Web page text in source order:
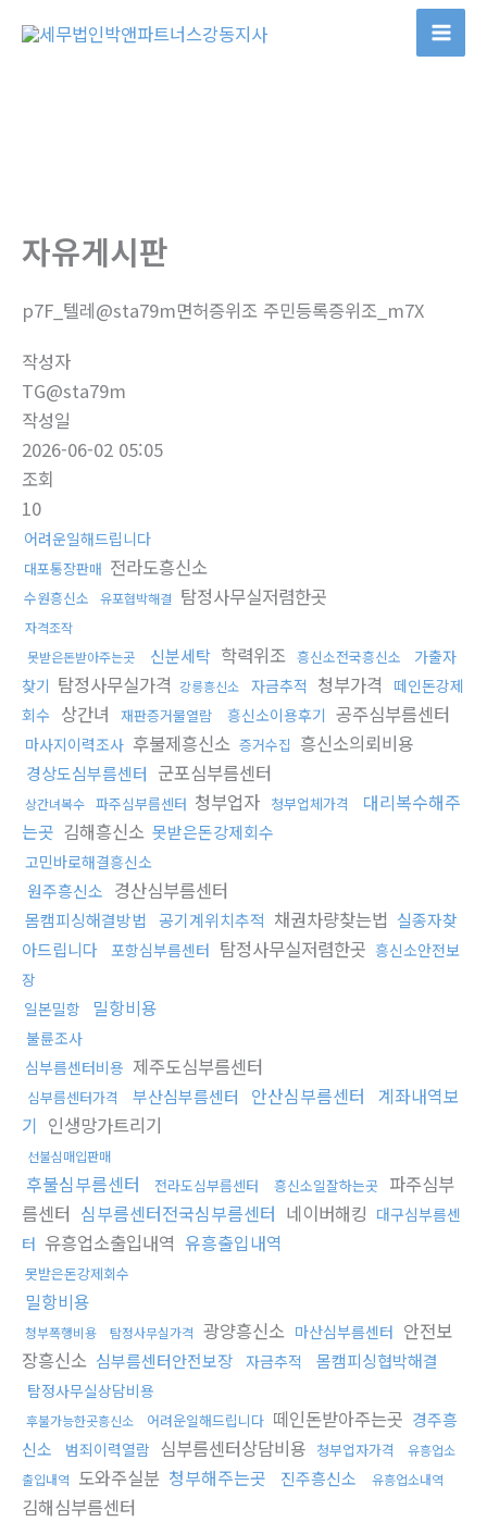
자유게시판
p7F_텔레@sta79m면허증위조 주민등록증위조_m7X
작성자
TG@sta79m
작성일
2026-06-02 05:05
조회
10
어려운일해드립니다
대포통장판매 전라도흥신소
수원흥신소 유포협박해결 탐정사무실저렴한곳
자격조작
못받은돈받아주는곳
신분세탁 학력위조 흥신소전국흥신소
가출자
찾기 탐정사무실가격 강릉흥신소 자금추적 청부가격
떼인돈강제
회수 상간녀 재판증거물열람 흥신소이용후기 공주심부름센터
마사지이력조사 후불제흥신소 증거수집 흥신소의뢰비용
경상도심부름센터 군포심부름센터
상간녀복수 파주심부름센터 청부업자 청부업체가격
대리복수해주
는곳 김해흥신소 못받은돈강제회수
고민바로해결흥신소
원주흥신소 경산심부름센터
몸캠피싱해결방법 공기계위치추적 채권차량찾는법 실종자찾
아드립니다 포항심부름센터 탐정사무실저렴한곳 흥신소안전보
장
일본밀항
밀항비용
불륜조사
심부름센터비용 제주도심부름센터
심부름센터가격 부산심부름센터 안산심부름센터 계좌내역보
기 인생망가트리기
선불심매입판매
후불심부름센터 전라도심부름센터 흥신소일잘하는곳 파주심부
름센터 심부름센터전국심부름센터 네이버해킹 대구심부름센
터 유흥업소출입내역 유흥출입내역
못받은돈강제회수
밀항비용
청부폭행비용 탐정사무실가격 광양흥신소 마산심부름센터 안전보
장흥신소 심부름센터안전보장 자금추적 몸캠피싱협박해결
탐정사무실상담비용
후불가능한곳흥신소 어려운일해드립니다 떼인돈받아주는곳 경주흥
신소
범죄이력열람 심부름센터상담비용 청부업자가격
유흥업소
출입내역 도와주실분 청부해주는곳 진주흥신소 유흥업소내역
김해심부름센터